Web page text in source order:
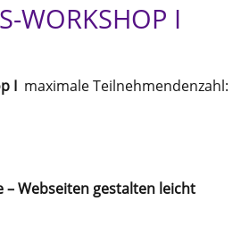
WORKSHOP I
I maximale Teilnehmendenzahl:
– Webseiten gestalten leicht